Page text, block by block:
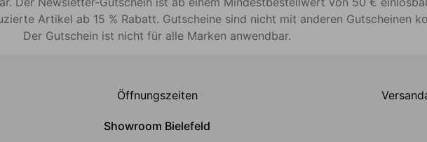
Artikel ab 15 % Rabatt. Gutscheine sind nicht mit anderen Gutscheinen
Der Gutschein ist nicht für alle Marken anwendbar.
Öffnungszeiten
Showroom Bielefeld